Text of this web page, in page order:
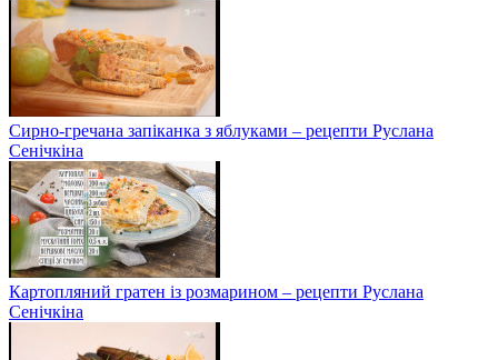
Сирно-гречана запіканка з яблуками – рецепти Руслана
Сенічкіна
Картопляний гратен із розмарином – рецепти Руслана
Сенічкіна